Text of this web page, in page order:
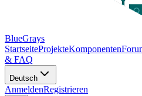
BlueGrays
StartseiteProjekteKomponenten
& FAQ
Deutsch
AnmeldenRegistrieren